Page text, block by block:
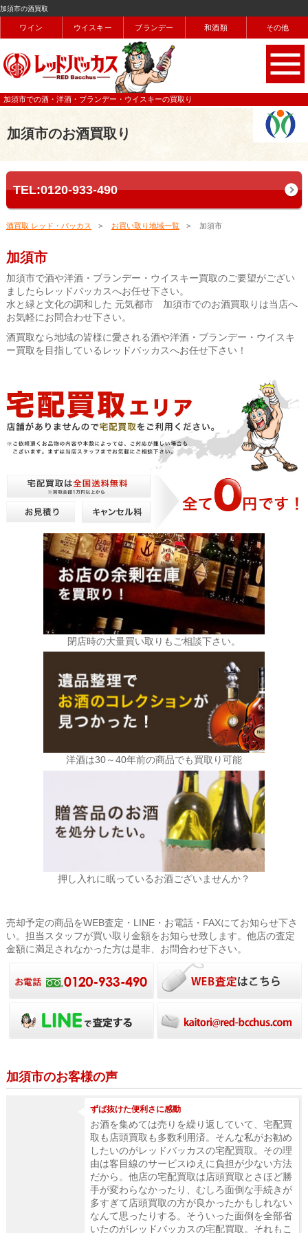
加須市の酒買取
ワイン ウイスキー ブランデー 和酒類 その他
加須市での酒・洋酒・ブランデー・ウイスキーの買取り
加須市のお酒買取り
TEL:0120-933-490
酒買取 レッド・バッカス お買い取り地域一覧 加須市
加須市
加須市で酒や洋酒・ブランデー・ウイスキー買取のご要望がござい
ましたらレッドバッカスへお任せ下さい。
水と緑と文化の調和した 元気都市 加須市でのお酒買取りは当店へ
お気軽にお問合わせ下さい。
酒買取なら地域の皆様に愛される酒や洋酒・ブランデー・ウイスキ
ー買取を目指しているレッドバッカスへお任せ下さい！
閉店時の大量買い取りもご相談下さい。
洋酒は30～40年前の商品でも買取り可能
押し入れに眠っているお酒ございませんか？
売却予定の商品をWEB査定・LINE・お電話・FAXにてお知らせ下さ
い。担当スタッフが買い取り金額をお知らせ致します。他店の査定
金額に満足されなかった方は是非、お問合わせ下さい。
加須市のお客様の声
ずば抜けた便利さに感動
お酒を集めては売りを繰り返していて、宅配買
取も店頭買取も多数利用済。そんな私がお勧め
したいのがレッドバッカスの宅配買取。その理
由は客目線のサービスゆえに負担が少ない方法
だから。他店の宅配買取は店頭買取とさほど勝
手が変わらなかったり、むしろ面倒な手続きが
多すぎて店頭買取の方が良かったかもしれない
なんて思ったりする。そういった面倒を全部省
いたのがレッドバッカスの宅配買取。それもこ